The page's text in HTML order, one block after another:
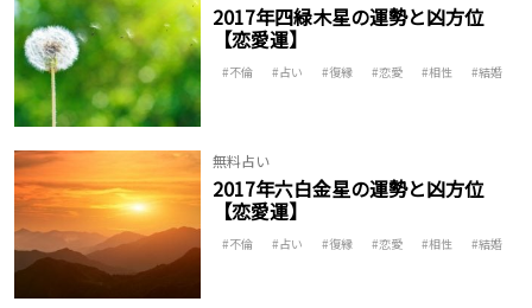
2017年四緑木星の運勢と凶方位
【恋愛運】
不倫 占い 復縁 恋愛 相性 結婚
無料占い
2017年六白金星の運勢と凶方位
【恋愛運】
不倫 占い 復縁 恋愛 相性 結婚